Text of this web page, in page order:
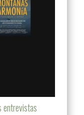
entrevistas